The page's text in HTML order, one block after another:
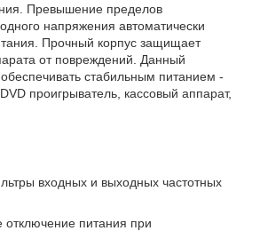
Превышение пределов
напряжения автоматически
Прочный корпус защищает
от повреждений. Данный
стабильным питанием -
проигрыватель, кассовый аппарат,
входных и выходных частотных
отключение питания при